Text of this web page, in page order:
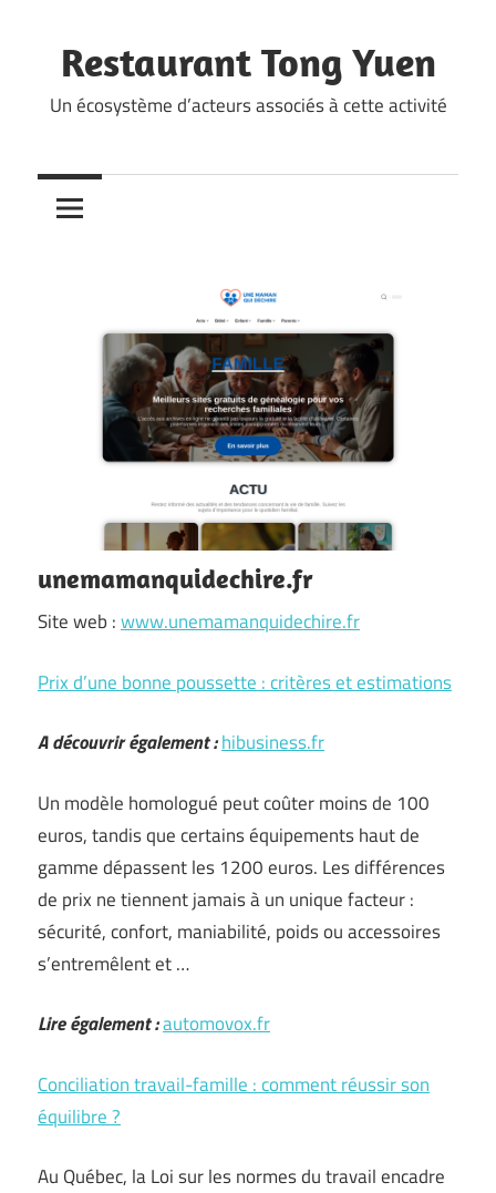
content
Restaurant Tong Yuen
Un écosystème d’acteurs associés à cette activité
unemamanquidechire.fr
Site web :www.unemamanquidechire.fr
Prix d’une bonne poussette : critères et estimations
A découvrir également :hibusiness.fr
Un modèle homologué peut coûter moins de 100
euros, tandis que certains équipements haut de
gamme dépassent les 1200 euros. Les différences
de prix ne tiennent jamais à un unique facteur :
sécurité, confort, maniabilité, poids ou accessoires
s’entremêlent et …
Lire également :automovox.fr
Conciliation travail-famille : comment réussir son
équilibre ?
Au Québec, la Loi sur les normes du travail encadre